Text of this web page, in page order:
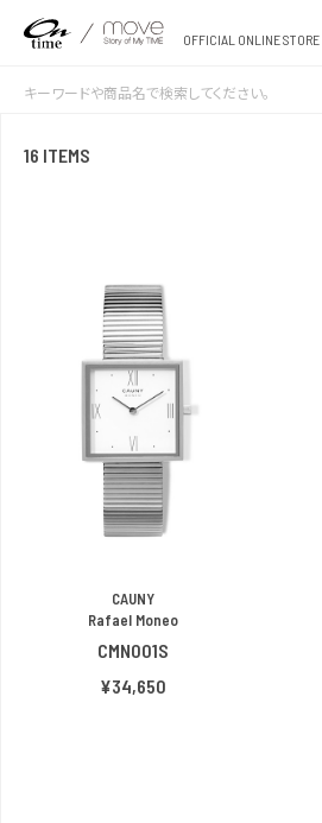
OFFICIAL ONLINE STORE
16 ITEMS
CAUNY
Rafael Moneo
CMN001S
¥34,650